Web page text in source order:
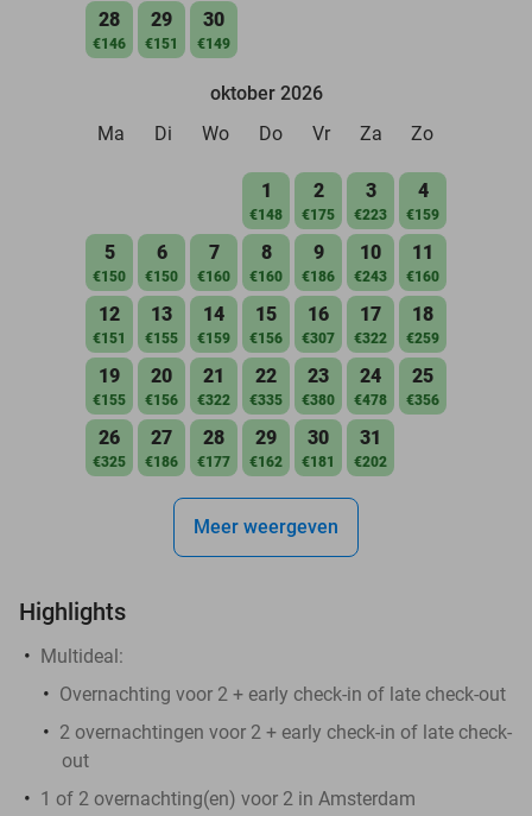
28
€146
29
€151
30
€149
oktober 2026
Ma
Di Wo Do Vr Za Zo
1
€148
2
€175
3
€223
4
€159
5
€150
6
€150
7
€160
8
€160
9
€186
10
€243
11
€160
12
€151
13
€155
14
€159
15
€156
16
€307
17
€322
18
€259
19
€155
20
€156
21
€322
22
€335
23
€380
24
€478
25
€356
26
€325
27
€186
28
€177
29
€162
30
€181
31
€202
Meer weergeven
Highlights
Multideal:
Overnachting voor 2 + early check-in of late check-out
2 overnachtingen voor 2 + early check-in of late check-
out
1 of 2 overnachting(en) voor 2 in Amsterdam